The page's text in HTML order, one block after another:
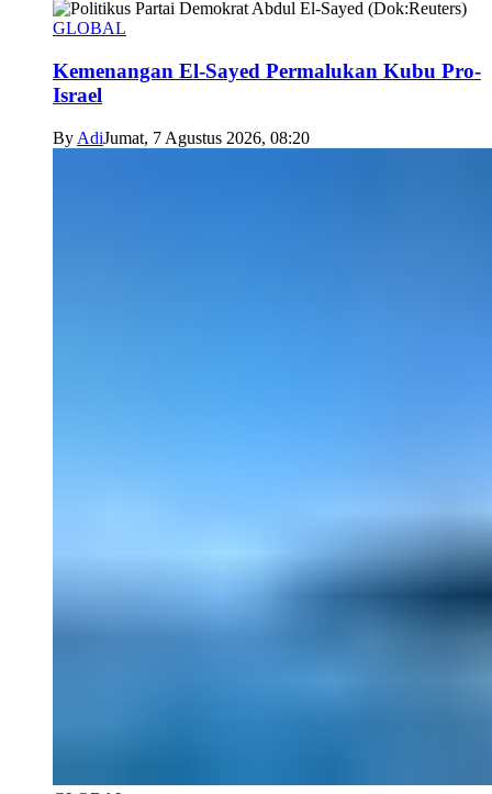
GLOBAL
Kemenangan El-Sayed Permalukan Kubu Pro-
Israel
By AdiJumat, 7 Agustus 2026, 08:20